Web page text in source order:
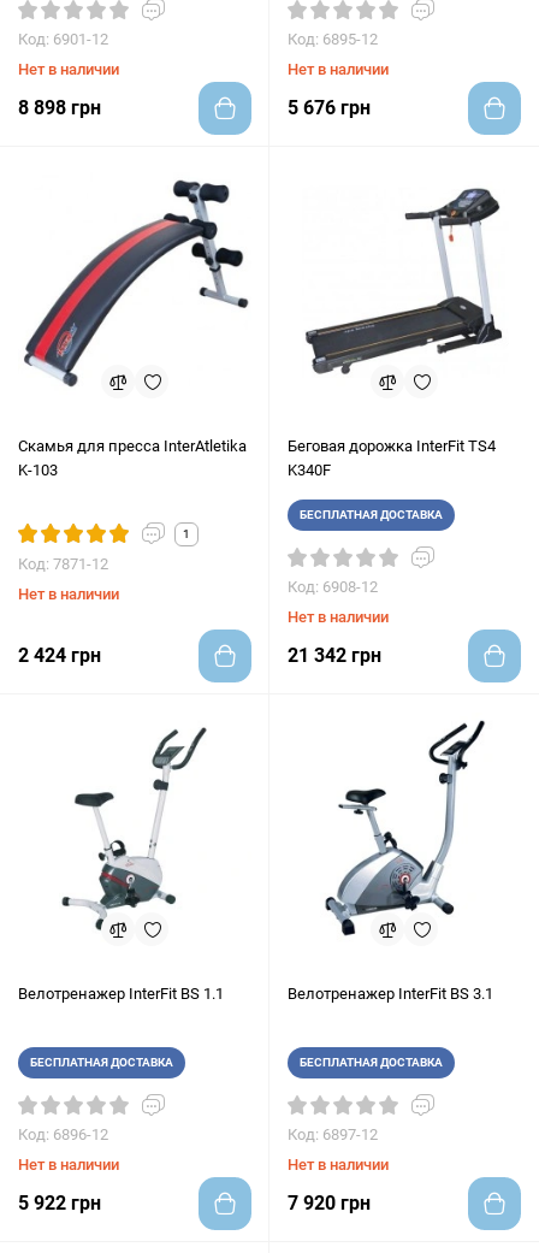
Код: 6901-12
Нет в наличии
8 898 грн
Код: 6895-12
Нет в наличии
5 676 грн
Скамья для пресса InterAtletika
K-103
1
Код: 7871-12
Нет в наличии
2 424 грн
Беговая дорожка InterFit TS4
K340F
БЕСПЛАТНАЯ ДОСТАВКА
Код: 6908-12
Нет в наличии
21 342 грн
Велотренажер InterFit BS 1.1
БЕСПЛАТНАЯ ДОСТАВКА
Код: 6896-12
Нет в наличии
5 922 грн
Велотренажер InterFit BS 3.1
БЕСПЛАТНАЯ ДОСТАВКА
Код: 6897-12
Нет в наличии
7 920 грн